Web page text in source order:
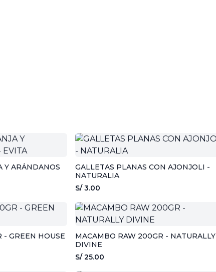
Y ARÁNDANOS
GALLETAS PLANAS CON AJONJOLI -
NATURALIA
S/ 3.00
- GREEN HOUSE
MACAMBO RAW 200GR - NATURALLY
DIVINE
S/ 25.00